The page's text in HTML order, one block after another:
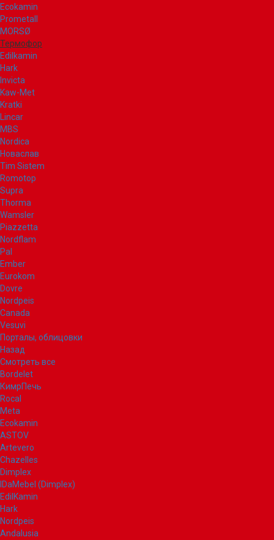
Ecokamin
Prometall
MORSØ
Термофор
Edilkamin
Hark
Invicta
Kaw-Met
Kratki
Lincar
MBS
Nordica
Новаслав
Tim Sistem
Romotop
Supra
Thorma
Wamsler
Piazzetta
Nordflam
Pal
Ember
Eurokom
Dovre
Nordpeis
Canada
Vesuvi
Порталы, облицовки
Назад
Смотреть все
Bordelet
КимрПечь
Rocal
Meta
Ecokamin
ASTOV
Artevero
Chazelles
Dimplex
IDaMebel (Dimplex)
EdilKamin
Hark
Nordpeis
Andalusia